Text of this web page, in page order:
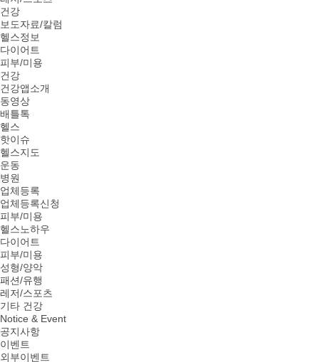
건강
보도자료/칼럼
헬스정보
다이어트
피부/미용
건강
건강앱소개
동영상
배틀톡
헬스
핫이슈
헬스지도
운동
병원
업체등록
업체등록신청
피부/미용
헬스노하우
다이어트
피부/미용
성형/양악
패션/유행
레저/스포츠
기타 건강
Notice & Event
공지사항
이벤트
외부이벤트